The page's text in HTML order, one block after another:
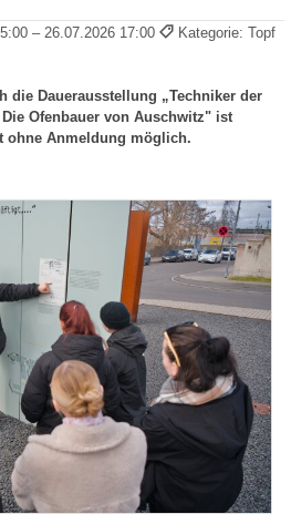
– 26.07.2026 17:00
Kategorie: Topf
die Dauerausstellung „Techniker der
Ofenbauer von Auschwitz" ist
ohne Anmeldung möglich.